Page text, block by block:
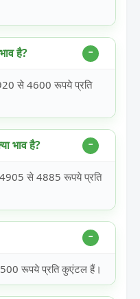
है?
से 4600 रूपये प्रति
भाव है?
से 4885 रूपये प्रति
रूपये प्रति कुएंटल हैं।